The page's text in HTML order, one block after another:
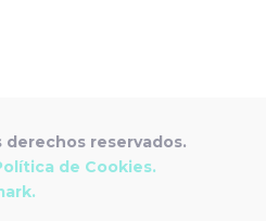
derechos reservados.
de Cookies.